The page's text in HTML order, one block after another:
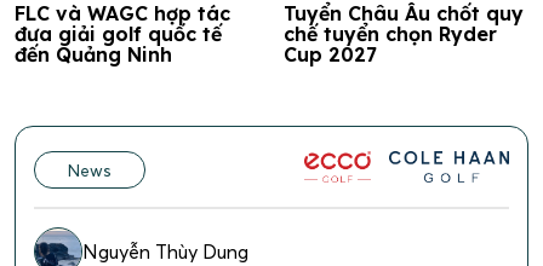
FLC và WAGC hợp tác
đưa giải golf quốc tế
đến Quảng Ninh
Tuyển Châu Âu chốt quy
chế tuyển chọn Ryder
Cup 2027
News
Nguyễn Thùy Dung